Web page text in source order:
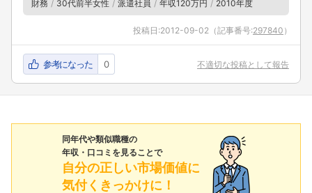
財務 30代前半女性 派遣社員 年収120万円 2010年度
投稿日:2012-09-02 （記事番号:297840 ）
参考になった 0 不適切な投稿として報告
同年代や類似職種の
年収・口コミを見ることで
自分の正しい市場価値に
気付くきっかけに！